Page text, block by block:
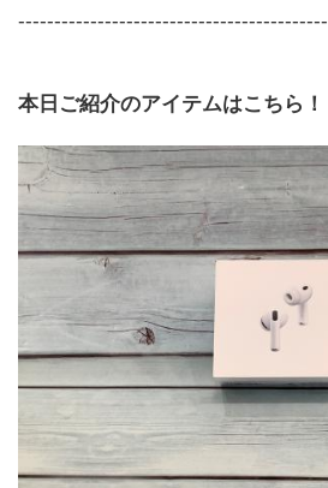
本日ご紹介のアイテムはこちら！